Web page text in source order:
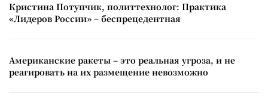
Кристина Потупчик, политтехнолог: Практика
«Лидеров России» – беспрецедентная
Американские ракеты – это реальная угроза, и не
реагировать на их размещение невозможно